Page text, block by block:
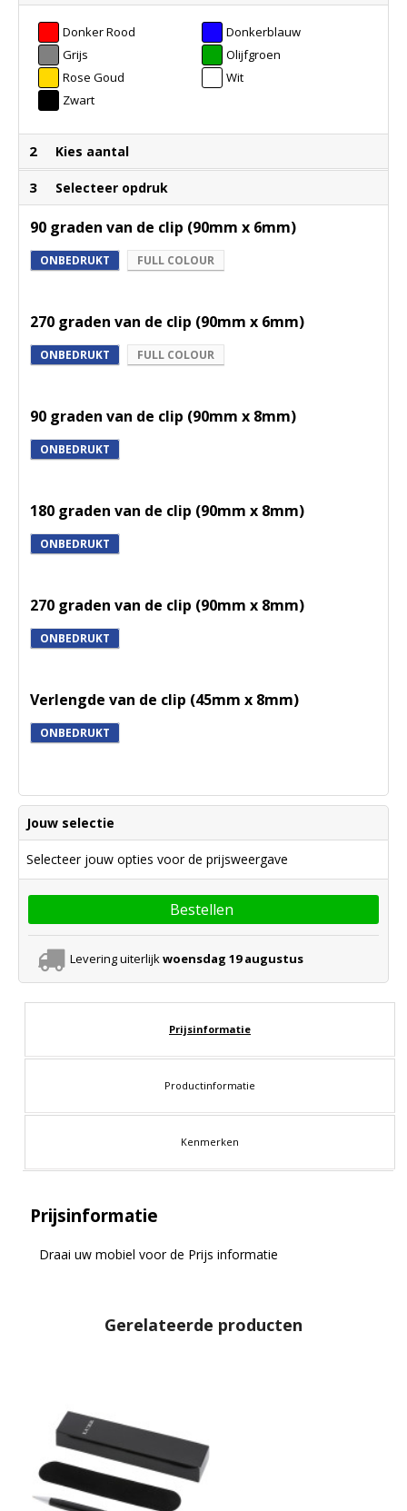
Donker Rood
Donkerblauw
Grijs
Olijfgroen
Rose Goud
Wit
Zwart
2 Kies aantal
3 Selecteer opdruk
90 graden van de clip (90mm x 6mm)
ONBEDRUKT FULL COLOUR
270 graden van de clip (90mm x 6mm)
ONBEDRUKT FULL COLOUR
90 graden van de clip (90mm x 8mm)
ONBEDRUKT
180 graden van de clip (90mm x 8mm)
ONBEDRUKT
270 graden van de clip (90mm x 8mm)
ONBEDRUKT
Verlengde van de clip (45mm x 8mm)
ONBEDRUKT
Jouw selectie
Selecteer jouw opties voor de prijsweergave
Bestellen
Levering uiterlijkwoensdag 19 augustus
Prijsinformatie
Productinformatie
Kenmerken
Prijsinformatie
Draai uw mobiel voor de Prijs informatie
Gerelateerde producten